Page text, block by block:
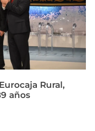
Rural,
años